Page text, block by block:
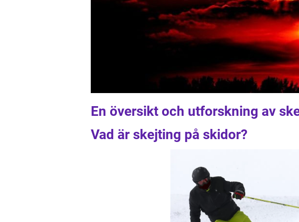
En översikt och utforskning av
Vad är skejting på skidor?